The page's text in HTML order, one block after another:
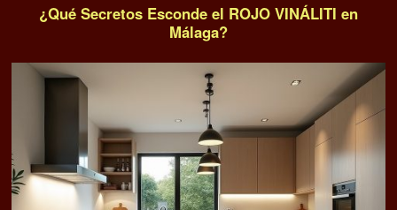
¿Qué Secretos Esconde el ROJO VINÁLITI en
Málaga?